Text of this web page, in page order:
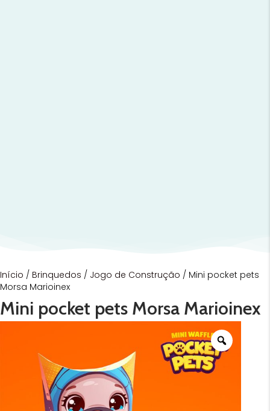
Início / Brinquedos / Jogo de Construção / Mini pocket pets
Morsa Marioinex
Mini pocket pets Morsa Marioinex